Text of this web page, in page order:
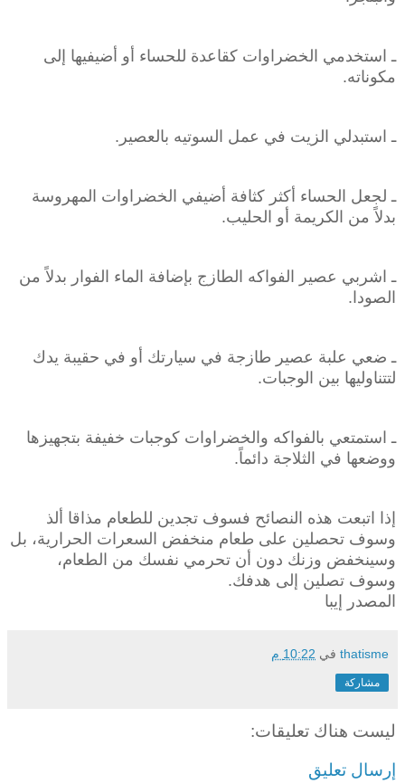
ـ استخدمي الخضراوات كقاعدة للحساء أو أضيفيها إلى
مكوناته.
ـ استبدلي الزيت في عمل السوتيه بالعصير.
ـ لجعل الحساء أكثر كثافة أضيفي الخضراوات المهروسة
بدلاً من الكريمة أو الحليب.
ـ اشربي عصير الفواكه الطازج بإضافة الماء الفوار بدلاً من
الصودا.
ـ ضعي علبة عصير طازجة في سيارتك أو في حقيبة يدك
لتتناوليها بين الوجبات.
ـ استمتعي بالفواكه والخضراوات كوجبات خفيفة بتجهيزها
ووضعها في الثلاجة دائماً.
إذا اتبعت هذه النصائح فسوف تجدين للطعام مذاقا ألذ
وسوف تحصلين على طعام منخفض السعرات الحرارية، بل
وسينخفض وزنك دون أن تحرمي نفسك من الطعام،
وسوف تصلين إلى هدفك.
المصدر إيبا
thatisme في 10:22 م
مشاركة
ليست هناك تعليقات:
إرسال تعليق